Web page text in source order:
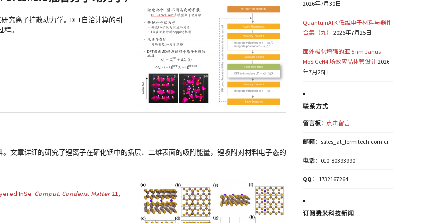
究离子扩散动力学。DFT自洽计算的引
。
文章详细的研究了锂离子在硒化铟中的插层、二维表面的吸附能量，锂吸附对材料电子态的
InSe. Comput. Condens. Matter 21,
2026年7月30日
QuantumATK 低维电子材料与器件
合集（九）
2026年7月25日
面外极化增强的亚 5 nm Janus
MoSiGeN4 场效应晶体管设计2026
年7月25日
联系方式
留言板： 点击留言
邮箱：sales_at_fermitech.com.cn
电话：010-80393990
QQ ： 1732167264
订阅费米科技新闻